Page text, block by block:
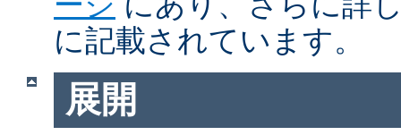
に記載されています。
展開